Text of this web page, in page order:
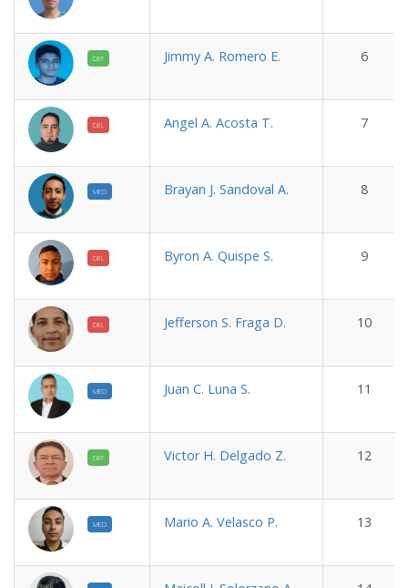
DEF Jimmy A. Romero E. 6
DEL Angel A. Acosta T. 7
MED Brayan J. Sandoval A. 8
DEL Byron A. Quispe S. 9
DEL Jefferson S. Fraga D. 10
MED Juan C. Luna S. 11
DEF Victor H. Delgado Z. 12
MED Mario A. Velasco P. 13